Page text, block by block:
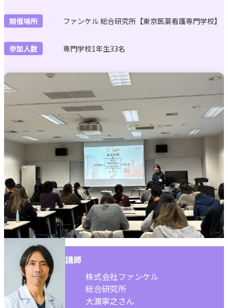
開催場所 ファンケル 総合研究所【東京医薬看護専門学校】
参加人数 専門学校1年生33名
講師
株式会社ファンケル
総合研究所
大濵寧之さん